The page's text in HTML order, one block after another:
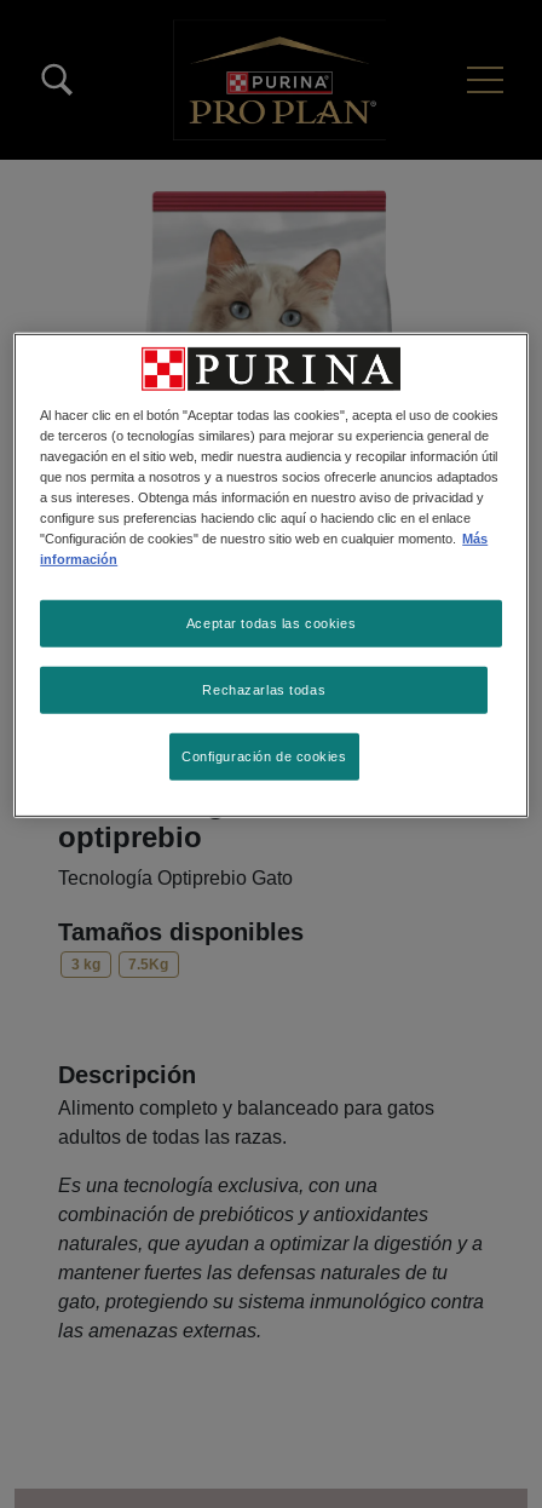
optiprebio
Tecnología Optiprebio Gato
Tamaños disponibles
3 kg 7.5Kg
Descripción
Alimento completo y balanceado para gatos
adultos de todas las razas.
Es una tecnología exclusiva, con una
combinación de prebióticos y antioxidantes
naturales, que ayudan a optimizar la digestión y a
mantener fuertes las defensas naturales de tu
gato, protegiendo su sistema inmunológico contra
las amenazas externas.
Al hacer clic en el botón "Aceptar todas las cookies", acepta el uso de cookies
de terceros (o tecnologías similares) para mejorar su experiencia general de
navegación en el sitio web, medir nuestra audiencia y recopilar información útil
que nos permita a nosotros y a nuestros socios ofrecerle anuncios adaptados
a sus intereses. Obtenga más información en nuestro aviso de privacidad y
configure sus preferencias haciendo clic aquí o haciendo clic en el enlace
"Configuración de cookies" de nuestro sitio web en cualquier momento.
Más
información
Rechazarlas todas
Aceptar todas las cookies
Configuración de cookies